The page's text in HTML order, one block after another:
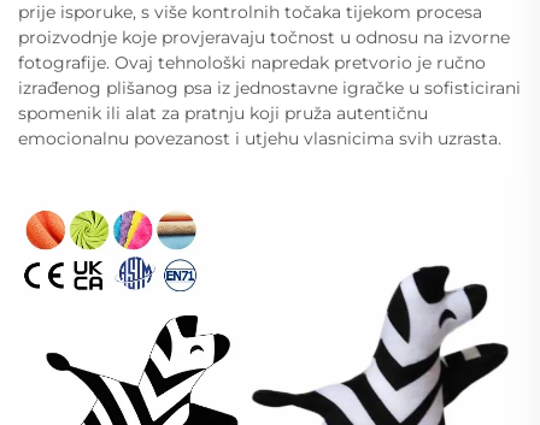
prije isporuke, s više kontrolnih točaka tijekom procesa
proizvodnje koje provjeravaju točnost u odnosu na izvorne
fotografije. Ovaj tehnološki napredak pretvorio je ručno
izrađenog plišanog psa iz jednostavne igračke u sofisticirani
spomenik ili alat za pratnju koji pruža autentičnu
emocionalnu povezanost i utjehu vlasnicima svih uzrasta.